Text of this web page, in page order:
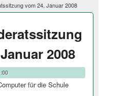
vom 24. Januar 2008
2008
für die Schule